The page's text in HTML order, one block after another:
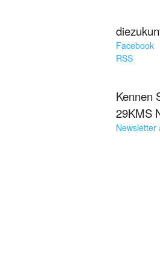
Facebook
RSS
Kennen
29KMS
Newsletter